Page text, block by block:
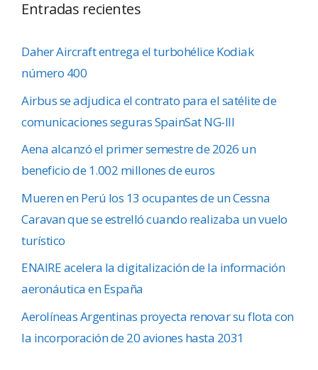
Entradas recientes
Daher Aircraft entrega el turbohélice Kodiak
número 400
Airbus se adjudica el contrato para el satélite de
comunicaciones seguras SpainSat NG-III
Aena alcanzó el primer semestre de 2026 un
beneficio de 1.002 millones de euros
Mueren en Perú los 13 ocupantes de un Cessna
Caravan que se estrelló cuando realizaba un vuelo
turístico
ENAIRE acelera la digitalización de la información
aeronáutica en España
Aerolíneas Argentinas proyecta renovar su flota con
la incorporación de 20 aviones hasta 2031